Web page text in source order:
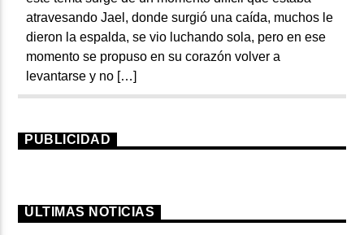
atravesando Jael, donde surgió una caída, muchos le
dieron la espalda, se vio luchando sola, pero en ese
momento se propuso en su corazón volver a
levantarse y no […]
PUBLICIDAD
ÚLTIMAS NOTICIAS